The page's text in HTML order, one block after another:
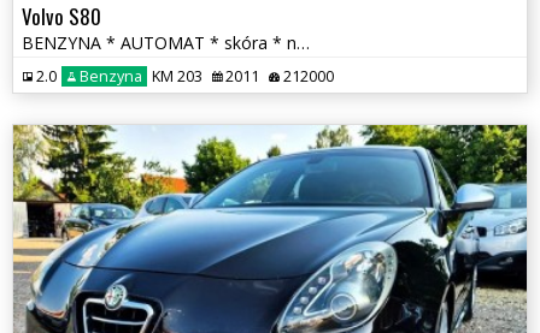
Volvo S80
BENZYNA * AUTOMAT * skóra * nawigacja * super * OKAZJA * polecamy
2.0 Benzyna KM 203 2011 212000